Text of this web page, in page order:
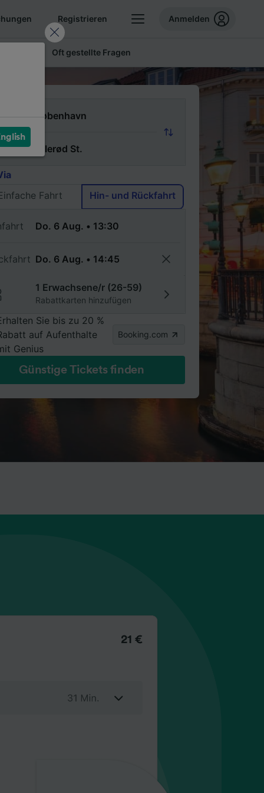
Registrieren Anmelden
Oft gestellte Fragen
Fahrt
Hin- und Rückfahrt
1 Erwachsene/r (26-59)
Rabattkarten hinzufügen
Sie bis zu 20 %
auf Aufenthalte
Genius
Booking.com
Günstige Tickets finden